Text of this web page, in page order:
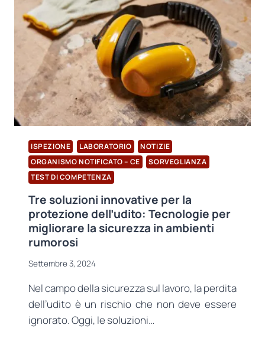
UNA
NUOVA
LEGISLAZIONE
CHE
REGOLAMENTA
I
PFAS
NEI
PRODOTTI
DI
ISPEZIONE LABORATORIO
NOTIZIE
ORGANISMO NOTIFICATO – CE
SORVEGLIANZA
TEST DI COMPETENZA
Tre soluzioni innovative per la
protezione dell’udito: Tecnologie per
migliorare la sicurezza in ambienti
rumorosi
Settembre 3, 2024
Nel campo della sicurezza sul lavoro, la perdita
dell’udito è un rischio che non deve essere
ignorato. Oggi, le soluzioni…